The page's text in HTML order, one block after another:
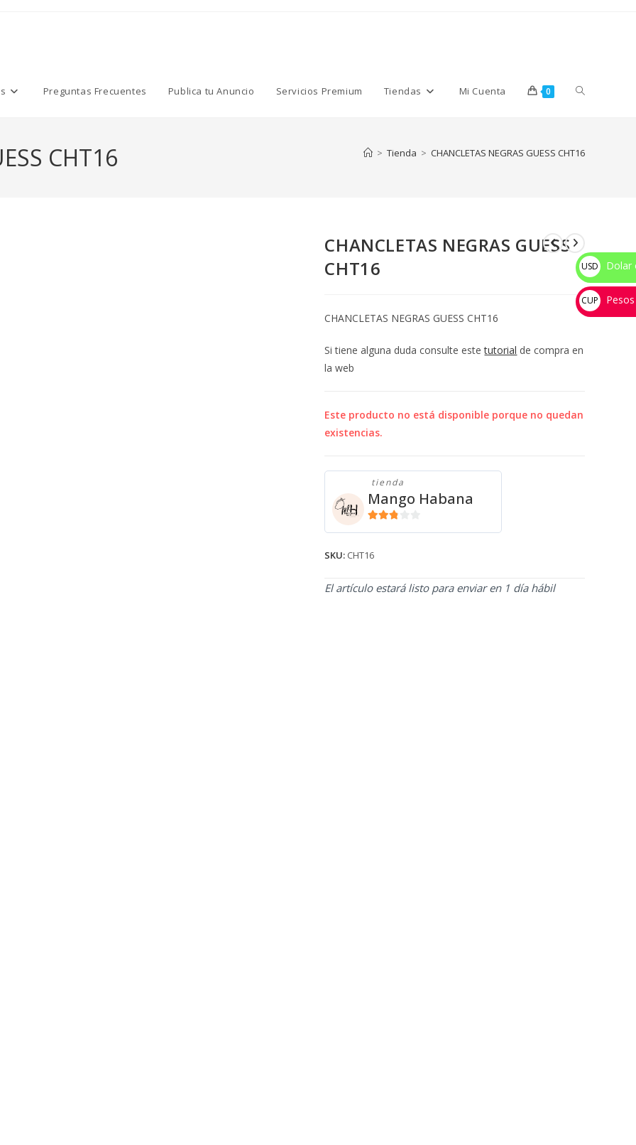
Preguntas Frecuentes Publica tu Anuncio Servicios Premium Tiendas Mi Cuenta 0 Alternar
la
web
CHT16 > Tienda > CHANCLETAS NEGRAS GUESS CHT16
CHANCLETAS NEGRAS GUESS
CHT16
CHANCLETAS NEGRAS GUESS CHT16
Si tiene alguna duda consulte estetutorial de compra en
la web
Este producto no está disponible porque no quedan
existencias.
tienda
Mango Habana
SKU: CHT16
El artículo estará listo para enviar en 1 día hábil
USD
$
Dolar
CUP
💰
Pesos